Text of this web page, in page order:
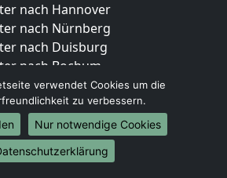
nach Hannover
nach Nürnberg
nach Duisburg
nach Bochum
nach Wuppertal
nach Bielefeld
nach Bonn
nach Münster
verwendet Cookies um die
zu verbessern.
Nur notwendige Cookies